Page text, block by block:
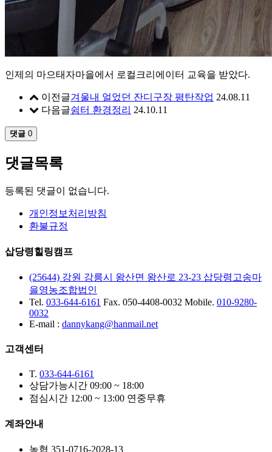
인제의 마으태자마을에서 로컬크리에이터 교육을 받았다.
이전글겨울내 얼었던 잔디구장 평탄작업 24.08.11
다음글쉼터 환경정리 24.10.11
댓글 0
댓글목록
등록된 댓글이 없습니다.
개인정보처리방침
환불규정
삽당령힐링캠프
(25644) 강원 강릉시 왕산면 왕산로 23-23 삽당령고송마
을영농조합법인
Tel. 033-644-6161 Fax. 050-4408-0032 Mobile. 010-9280-
0032
E-mail : dannykang@hanmail.net
고객센터
T. 033-644-6161
상담가능시간 09:00 ~ 18:00
점심시간 12:00 ~ 13:00 연중무휴
계좌안내
농협 351-0716-2028-13